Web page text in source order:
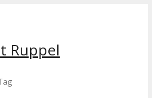
Ruppel